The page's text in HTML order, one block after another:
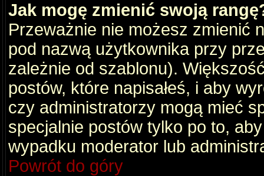
Jak mogę zmienić swoją
Przeważnie nie możesz zmienić
pod nazwą użytkownika przy
zależnie od szablonu).
postów, które napisałeś, i aby
czy administratorzy mogą mieć
specjalnie postów tylko po to,
wypadku moderator lub
Powrót do góry